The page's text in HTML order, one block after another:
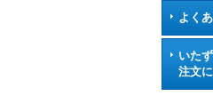
よく
いた
注文